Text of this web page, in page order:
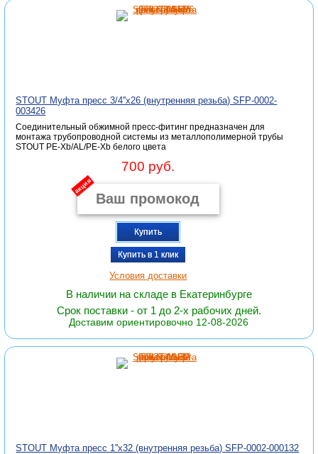
STOUT Муфта пресс 3/4''x26 (внутренняя резьба) SFP-0002-
003426
Соединительный обжимной пресс-фитинг предназначен для
монтажа трубопроводной системы из металлополимерной трубы
STOUT PE-Xb/AL/PE-Xb белого цвета
700 руб.
акция
Купить
Купить в 1 клик
Условия доставки
В наличии на складе в Екатеринбурге
Срок поставки - от 1 до 2-х рабочих дней.
Доставим ориентировочно 12-08-2026
STOUT Муфта пресс 1''x32 (внутренняя резьба) SFP-0002-000132